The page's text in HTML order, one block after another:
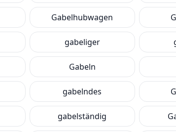
Gabelhubwagen
gabeliger
Gabeln
gabelndes
gabelständig